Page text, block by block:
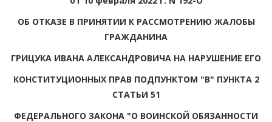
ОБ ОТКАЗЕ В ПРИНЯТИИ К РАССМОТРЕНИЮ ЖАЛОБЫ
ГРАЖДАНИНА
ГРИЦУКА ИВАНА АЛЕКСАНДРОВИЧА НА НАРУШЕНИЕ ЕГО
КОНСТИТУЦИОННЫХ ПРАВ ПОДПУНКТОМ "В" ПУНКТА 2
СТАТЬИ 51
ФЕДЕРАЛЬНОГО ЗАКОНА "О ВОИНСКОЙ ОБЯЗАННОСТИ